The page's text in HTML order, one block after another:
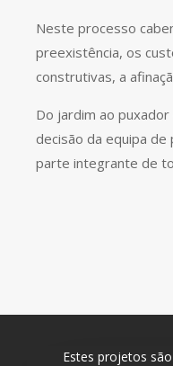
Neste processo
preexistência, os
construtivas, a
Do jardim ao
decisão da equipa
parte integrante de
Estes projetos